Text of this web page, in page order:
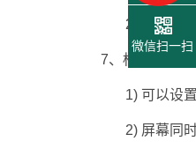
2) 专用的软
7、标尺功能
1) 可以设置1
2) 屏幕同时
微信扫一扫